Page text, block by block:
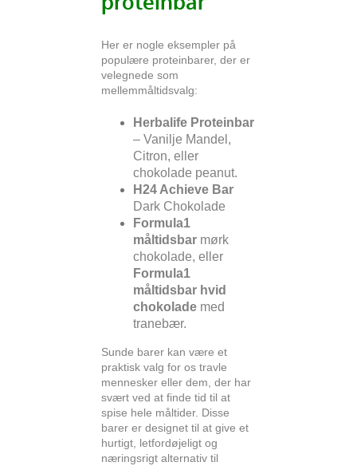
Her er nogle eksempler på
populære proteinbarer, der er
velegnede som
mellemmåltidsvalg:
Herbalife Proteinbar
– Vanilje Mandel,
Citron, eller
chokolade peanut.
H24 Achieve Bar
Dark Chokolade
Formula1
måltidsbar mørk
chokolade, eller
Formula1
måltidsbar hvid
chokolade med
tranebær.
Sunde barer kan være et
praktisk valg for os travle
mennesker eller dem, der har
svært ved at finde tid til at
spise hele måltider. Disse
barer er designet til at give et
hurtigt, letfordøjeligt og
næringsrigt alternativ til